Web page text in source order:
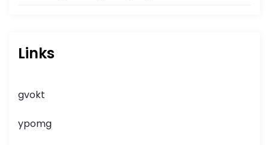
Links
gvokt
ypomg